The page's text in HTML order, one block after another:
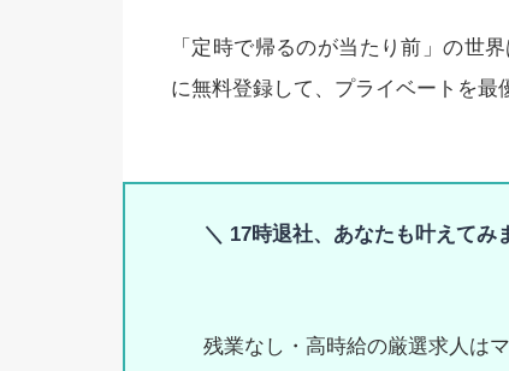
「定時で帰るのが当たり前」の世
に無料登録して、プライベートを最
＼ 17時退社、あなたも叶えてみ
残業なし・高時給の厳選求人は